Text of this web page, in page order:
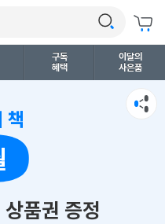
구독
혜택
이달의
사은품
책
품권 증정